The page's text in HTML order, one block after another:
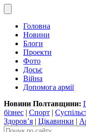
Головна
Новини
Блоги
Проекти
Фото
Досьє
Війна
Допомога армії
Новини Полтавщини:
бізнес | Спорт |
Здоров’я | Цікавинки |